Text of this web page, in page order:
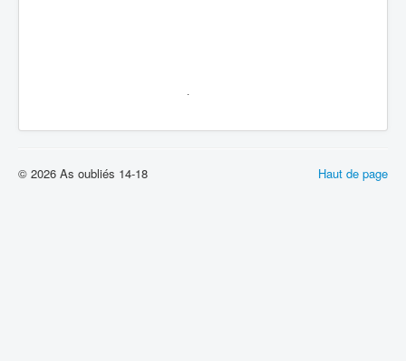
Haut de page
© 2026 As oubliés 14-18